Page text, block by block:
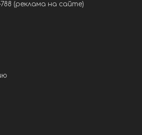
788 (реклама на сайте)